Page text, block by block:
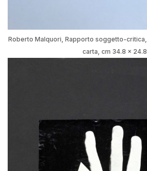
Roberto Malquori, Rapporto soggetto-
carta, cm 34.8 x 24.8